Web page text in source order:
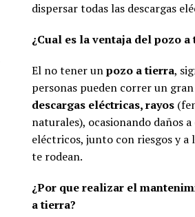
dispersar todas las descargas
¿Cual es la ventaja del pozo a
El no tener unpozo a tierra,
personas pueden correr un
descargas eléctricas, rayos
naturales), ocasionando daños
eléctricos, junto con riesgos y a
te rodean.
¿Por que realizar el
a tierra?